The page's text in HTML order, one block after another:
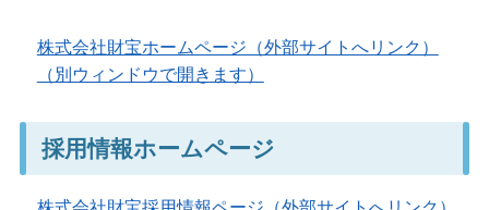
株式会社財宝ホームページ（外部サイトへリンク）
（別ウィンドウで開きます）
採用情報ホームページ